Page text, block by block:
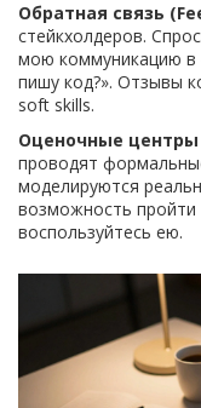
Обратная связь
стейкхолдеров.
мою коммуникацию в
пишу код?». Отзывы
soft skills.
Оценочные центры
проводят
моделируются
возможность пройти
воспользуйтесь ею.